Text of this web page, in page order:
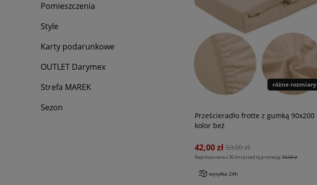
Pomieszczenia
Style
Karty podarunkowe
OUTLET Darymex
Strefa MAREK
Sezon
różne rozmiary
Prześcieradło frotte z gumką 90x200
kolor beż
42,00 zł 50,00 zł
Najniższa cena z 30 dni przed tą promocją:50,00 zł
wysyłka 24h